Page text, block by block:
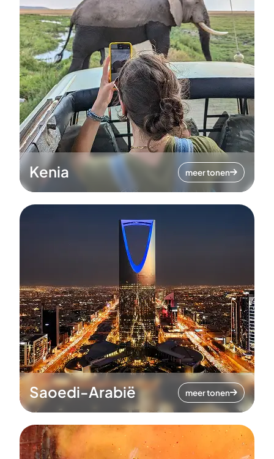
Kenia meer tonen
Saoedi-Arabië meer tonen